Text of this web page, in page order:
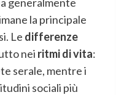
la principale
Le differenze
nei ritmi di vita:
serale, mentre i
sociali più